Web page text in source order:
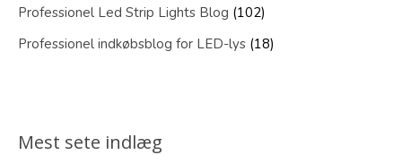
Professionel Led Strip Lights Blog (102)
Professionel indkøbsblog for LED-lys (18)
Mest sete indlæg